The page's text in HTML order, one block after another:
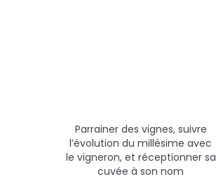
Parrainer des vignes, suivre
l’évolution du millésime avec
le vigneron, et réceptionner sa
cuvée à son nom